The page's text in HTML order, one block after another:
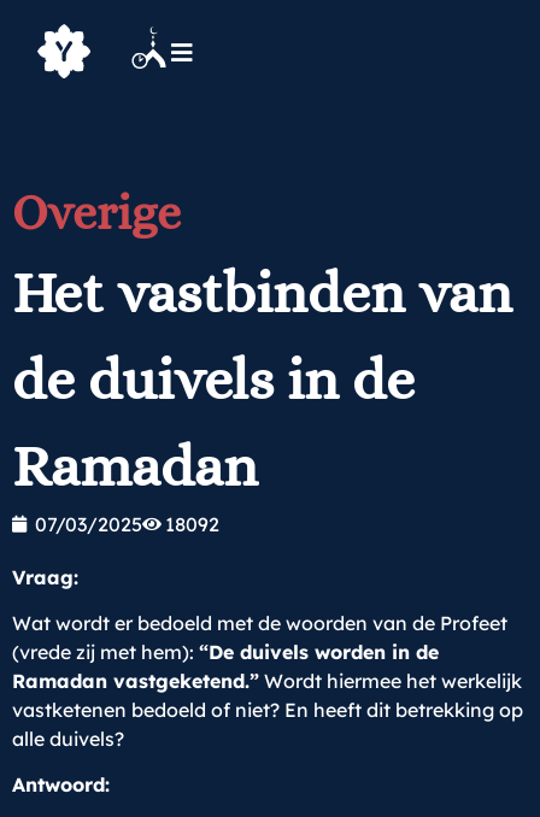
Overige
Het vastbinden van
de duivels in de
Ramadan
07/03/2025 18092
Vraag:
Wat wordt er bedoeld met de woorden van de Profeet
(vrede zij met hem): “De duivels worden in de
Ramadan vastgeketend.” Wordt hiermee het werkelijk
vastketenen bedoeld of niet? En heeft dit betrekking op
alle duivels?
Antwoord: